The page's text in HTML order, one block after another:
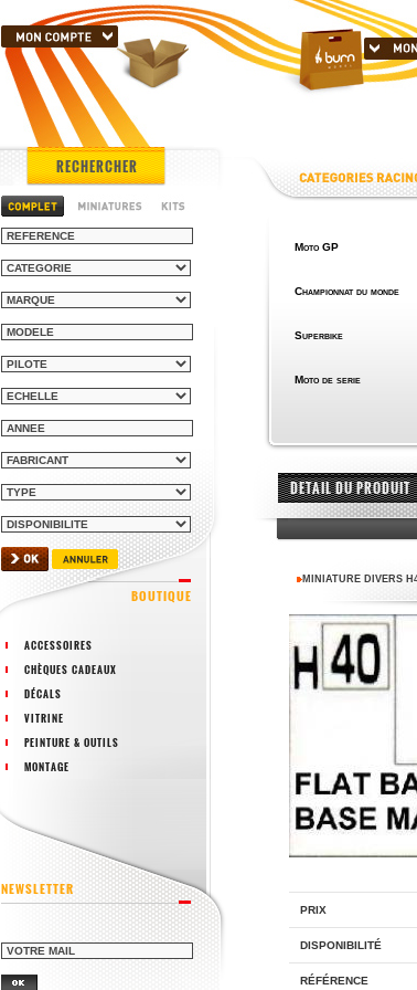
RECHERCHER
BOUTIQUE
ACCESSOIRES
CHÈQUES CADEAUX
DÉCALS
VITRINE
PEINTURE & OUTILS
MONTAGE
NEWSLETTER
Moto GP
Championnat du monde
Superbike
Moto de serie
DETAIL DU PRODUIT
MINIATURE DIVERS
PRIX
DISPONIBILITÉ
RÉFÉRENCE